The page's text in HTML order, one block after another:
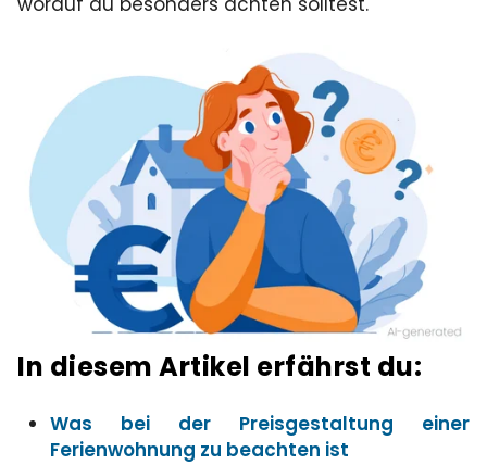
In diesem Artikel erfährst du:
Was bei der Preisgestaltung einer
Ferienwohnung zu beachten ist